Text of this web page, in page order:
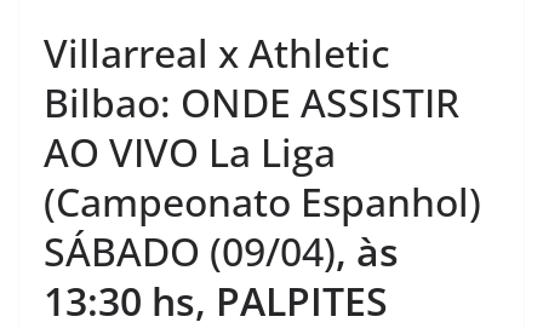
Villarreal x Athletic
Bilbao: ONDE ASSISTIR
AO VIVO La Liga
(Campeonato Espanhol)
SÁBADO (09/04), às
13:30 hs, PALPITES